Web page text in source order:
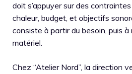
doit s’appuyer sur des
chaleur, budget, et objectifs
consiste à partir du besoin, puis
matériel.
Chez “Atelier Nord”, la direction